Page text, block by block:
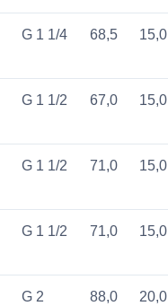
G 1 1/4 68,5 15,0
G 1 1/2 67,0 15,0
G 1 1/2 71,0 15,0
G 1 1/2 71,0 15,0
G 2 88,0 20,0